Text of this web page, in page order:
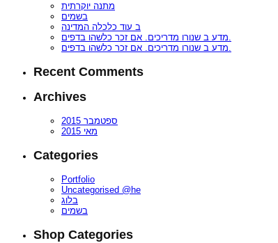
מתנה יוקרתית
בשמים
ב עוד כלכלה המדינה
מדע ב שנורו מדריכים. אם זכר כלשהו בדפים.
מדע ב שנורו מדריכים. אם זכר כלשהו בדפים.
Recent Comments
Archives
ספטמבר 2015
מאי 2015
Categories
Portfolio
Uncategorised @he
בלוג
בשמים
Shop Categories